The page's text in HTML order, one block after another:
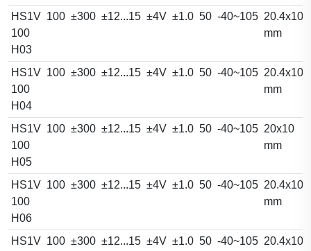
HS1V
100
H03
100 ±300 ±12...15 ±4V ±1.0 50 -40~105
mm
HS1V
100
H04
100 ±300 ±12...15 ±4V ±1.0 50 -40~105
mm
HS1V
100
H05
100 ±300 ±12...15 ±4V ±1.0 50 -40~105 20x10
mm
HS1V
100
H06
100 ±300 ±12...15 ±4V ±1.0 50 -40~105
mm
HS1V 100 ±300 ±12...15 ±4V ±1.0 50 -40~105